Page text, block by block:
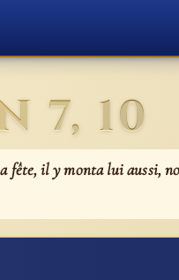
7, 10
fête, il y monta lui aussi,